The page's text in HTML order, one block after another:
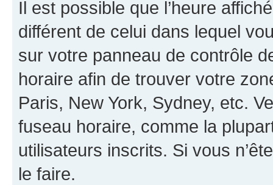
Il est possible que l’heure
différent de celui dans lequel
sur votre panneau de contrôle
horaire afin de trouver votre
Paris, New York, Sydney, etc.
fuseau horaire, comme la
utilisateurs inscrits. Si vous
le faire.